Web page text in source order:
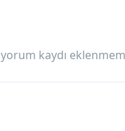
kaydı